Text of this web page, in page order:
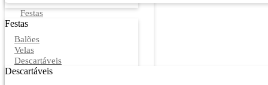
Festas
Festas
Balões
Velas
Descartáveis
Descartáveis